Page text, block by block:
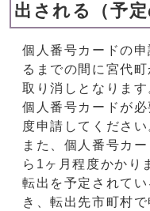
出される（予
個人番号カードの
るまでの間に宮代
取り消しとなります
個人番号カードが
度申請してください
また、個人番号カ
ら1ヶ月程度かかり
転出を予定されて
き、転出先市町村